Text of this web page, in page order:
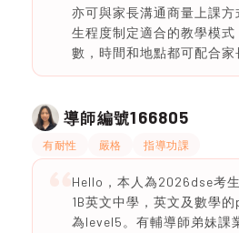
亦可與家長溝通商量上課
生程度制定適合的教學模
數，時間和地點都可配合家
導師編號166805
有耐性 嚴格 指導功課
Hello，本人為2026dse考
1B英文中學，英文及數學
為level5。有輔導師弟妹課